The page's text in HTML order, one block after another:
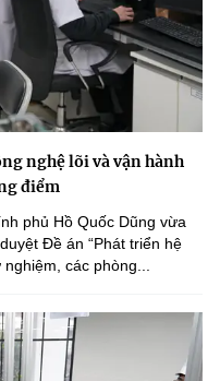
nghệ lõi và vận hành
điểm
phủ Hồ Quốc Dũng vừa
Đề án “Phát triển hệ
các phòng...